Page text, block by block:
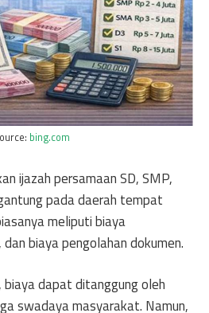
bing.com
ijazah persamaan SD, SMP,
pada daerah tempat
meliputi biaya
biaya pengolahan dokumen.
dapat ditanggung oleh
swadaya masyarakat. Namun,